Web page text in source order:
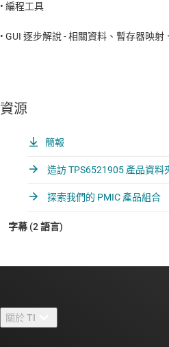
• 編程工具
• GUI 逐步解說 - 相關資料、暫存器映射
資源
簡報
造訪 TPS6521905 產品資料
探索我們的 PMIC 產品組合
關於 TI